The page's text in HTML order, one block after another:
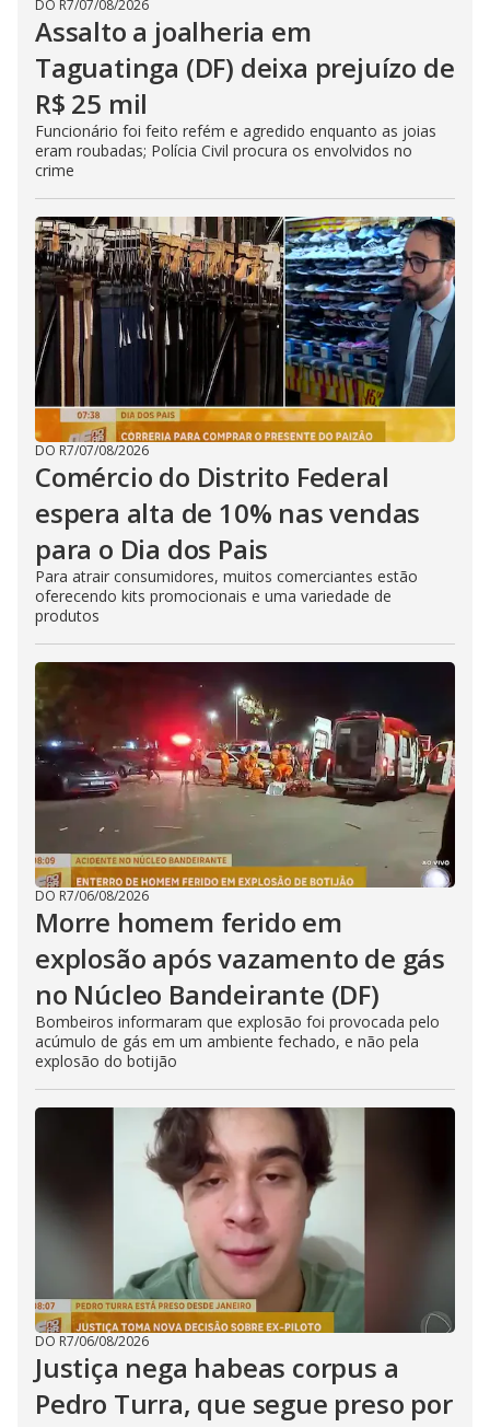
DO R7/07/08/2026
Assalto a joalheria em
Taguatinga (DF) deixa prejuízo de
R$ 25 mil
Funcionário foi feito refém e agredido enquanto as joias
eram roubadas; Polícia Civil procura os envolvidos no
crime
DO R7/07/08/2026
Comércio do Distrito Federal
espera alta de 10% nas vendas
para o Dia dos Pais
Para atrair consumidores, muitos comerciantes estão
oferecendo kits promocionais e uma variedade de
produtos
DO R7/06/08/2026
Morre homem ferido em
explosão após vazamento de gás
no Núcleo Bandeirante (DF)
Bombeiros informaram que explosão foi provocada pelo
acúmulo de gás em um ambiente fechado, e não pela
explosão do botijão
DO R7/06/08/2026
Justiça nega habeas corpus a
Pedro Turra, que segue preso por